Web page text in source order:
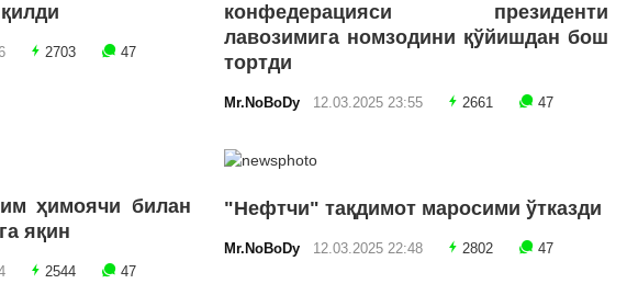
2703 47
конфедерацияси президенти
лавозимига номзодини қўйишдан бош
тортди
Mr.NoBoDy 12.03.2025 23:55 2661 47
ҳимоячи билан
яқин
2544 47
"Нефтчи" тақдимот маросими ўтказди
Mr.NoBoDy 12.03.2025 22:48 2802 47